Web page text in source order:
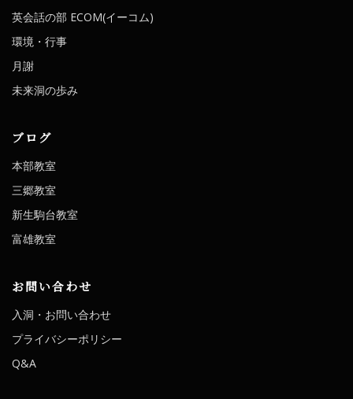
英会話の部 ECOM(イーコム)
環境・行事
月謝
未来洞の歩み
ブログ
本部教室
三郷教室
新生駒台教室
富雄教室
お問い合わせ
入洞・お問い合わせ
プライバシーポリシー
Q&A